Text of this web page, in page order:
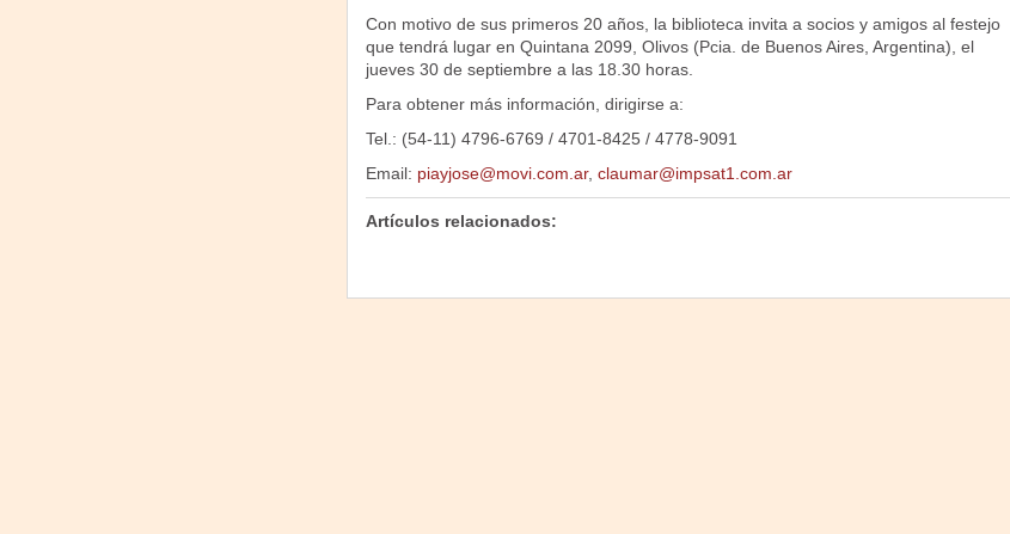
Con motivo de sus primeros 20 años, la biblioteca invita a socios y amigos al festejo
que tendrá lugar en Quintana 2099, Olivos (Pcia. de Buenos Aires, Argentina), el
jueves 30 de septiembre a las 18.30 horas.
Para obtener más información, dirigirse a:
Tel.: (54-11) 4796-6769 / 4701-8425 / 4778-9091
Email: piayjose@movi.com.ar, claumar@impsat1.com.ar
Artículos relacionados: